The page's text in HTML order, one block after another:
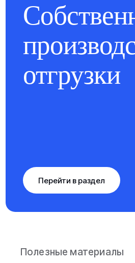
отгрузки
Перейти в раздел
Полезные материалы